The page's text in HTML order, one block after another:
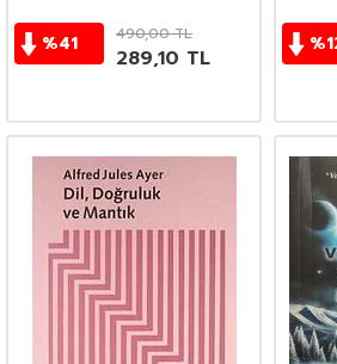
%41 490,00TL
289,10 TL
%